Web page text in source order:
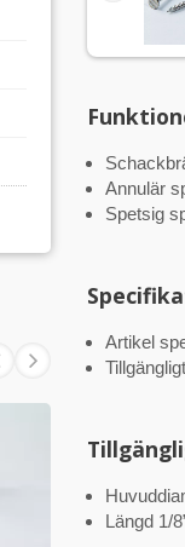
Annulär
Spetsig
Artikel
Längd 1/